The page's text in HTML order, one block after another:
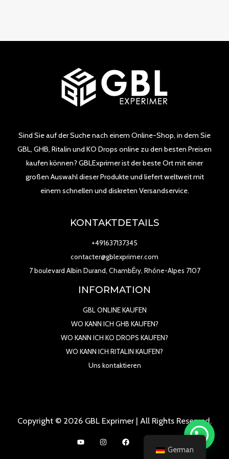
Sind Sie auf der Suche nach einem Online-Shop, in dem Sie
GBL, GHB, Ritalin und KO Drops online zu den besten Preisen
kaufen können? GBLExprimer ist der beste Ort mit einer
großen Auswahl dieser Produkte und liefert weltweit mit
einem schnellen und diskreten Versandservice.
KONTAKTDETAILS
+491637137345
contacter@gblexprimer.com
7 boulevard Albin Durand, ChambÉry, Rhône-Alpes 7107
INFORMATION
GBL ONLINE KAUFEN
WO KANN ICH GHB KAUFEN?
WO KANN ICH KO DROPS KAUFEN?
WO KANN ICH RITALIN KAUFEN?
Uns kontaktieren
Copyright © 2026 GBL Exprimer | All Rights Reserved.
German